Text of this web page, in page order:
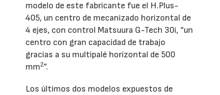
modelo de este fabricante fue el H.Plus-
405, un centro de mecanizado horizontal de
4 ejes, con control Matsuura G-Tech 30i, “un
centro con gran capacidad de trabajo
gracias a su multipalé horizontal de 500
mm2”.
Los últimos dos modelos expuestos de